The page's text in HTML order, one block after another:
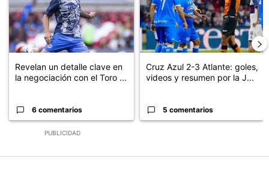
PUBLICIDAD
Revelan un detalle clave en
la negociación con el Toro ...
6 comentarios
Cruz Azul 2-3 Atlante: goles,
videos y resumen por la J...
5 comentarios